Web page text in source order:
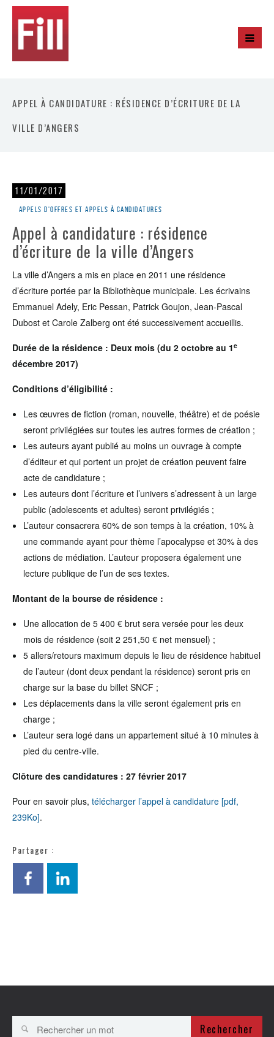
APPEL À CANDIDATURE : RÉSIDENCE D’ÉCRITURE DE LA
VILLE D’ANGERS
11/01/2017
Appels d'offres et appels à candidatures
Appel à candidature : résidence
d’écriture de la ville d’Angers
La ville d’Angers a mis en place en 2011 une résidence
d’écriture portée par la Bibliothèque municipale. Les écrivains
Emmanuel Adely, Eric Pessan, Patrick Goujon, Jean-Pascal
Dubost et Carole Zalberg ont été successivement accueillis.
Durée de la résidence : Deux mois (du 2 octobre au 1e
décembre 2017)
Conditions d’éligibilité :
Les œuvres de fiction (roman, nouvelle, théâtre) et de poésie
seront privilégiées sur toutes les autres formes de création ;
Les auteurs ayant publié au moins un ouvrage à compte
d’éditeur et qui portent un projet de création peuvent faire
acte de candidature ;
Les auteurs dont l’écriture et l’univers s’adressent à un large
public (adolescents et adultes) seront privilégiés ;
L’auteur consacrera 60% de son temps à la création, 10% à
une commande ayant pour thème l’apocalypse et 30% à des
actions de médiation. L’auteur proposera également une
lecture publique de l’un de ses textes.
Montant de la bourse de résidence :
Une allocation de 5 400 € brut sera versée pour les deux
mois de résidence (soit 2 251,50 € net mensuel) ;
5 allers/retours maximum depuis le lieu de résidence habituel
de l’auteur (dont deux pendant la résidence) seront pris en
charge sur la base du billet SNCF ;
Les déplacements dans la ville seront également pris en
charge ;
L’auteur sera logé dans un appartement situé à 10 minutes à
pied du centre-ville.
Clôture des candidatures : 27 février 2017
Pour en savoir plus, télécharger l’appel à candidature [pdf,
239Ko].
Partager :
Rechercher